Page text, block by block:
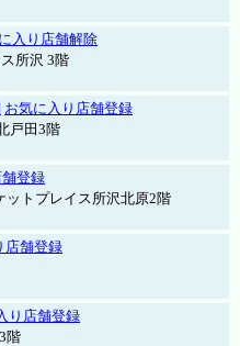
入り店舗解除
所沢 3階
お気に入り店舗登録
戸田3階
登録
ットプレイス所沢北原2階
店舗登録
り店舗登録
階